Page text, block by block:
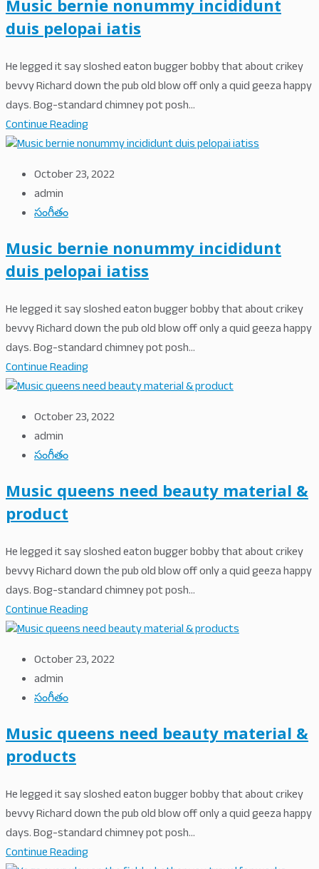
Music bernie nonummy incididunt
duis pelopai iatis
He legged it say sloshed eaton bugger bobby that about crikey
bevvy Richard down the pub old blow off only a quid geeza happy
days. Bog-standard chimney pot posh...
Continue Reading
October 23, 2022
admin
సంగీతం
Music bernie nonummy incididunt
duis pelopai iatiss
He legged it say sloshed eaton bugger bobby that about crikey
bevvy Richard down the pub old blow off only a quid geeza happy
days. Bog-standard chimney pot posh...
Continue Reading
October 23, 2022
admin
సంగీతం
Music queens need beauty material &
product
He legged it say sloshed eaton bugger bobby that about crikey
bevvy Richard down the pub old blow off only a quid geeza happy
days. Bog-standard chimney pot posh...
Continue Reading
October 23, 2022
admin
సంగీతం
Music queens need beauty material &
products
He legged it say sloshed eaton bugger bobby that about crikey
bevvy Richard down the pub old blow off only a quid geeza happy
days. Bog-standard chimney pot posh...
Continue Reading